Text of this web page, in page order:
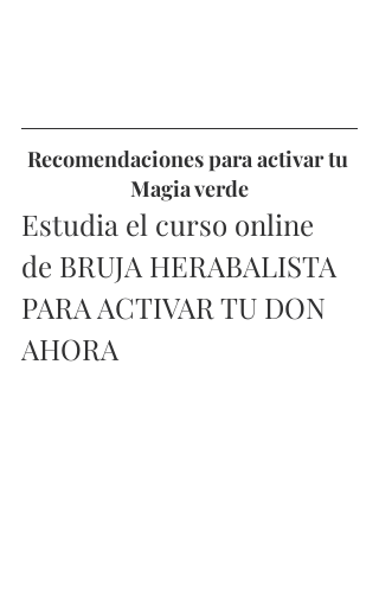
Recomendaciones para activar tu
Magia verde
Estudia el curso online
de BRUJA HERABALISTA
PARA ACTIVAR TU DON
AHORA